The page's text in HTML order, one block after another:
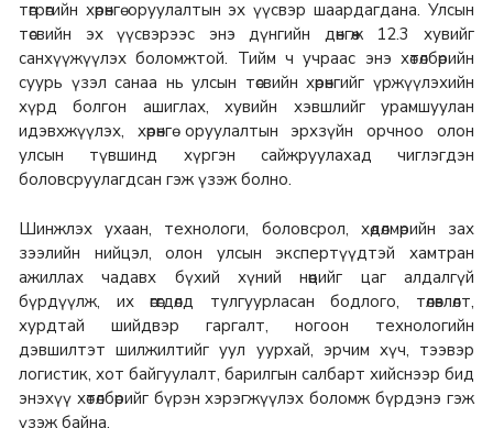
төгрөгийн хөрөнгө оруулалтын эх үүсвэр шаардагдана. Улсын
төсвийн эх үүсвэрээс энэ дүнгийн дөнгөж 12.3 хувийг
санхүүжүүлэх боломжтой. Тийм ч учраас энэ хөтөлбөрийн
суурь үзэл санаа нь улсын төсвийн хөрөнгийг үржүүлэхийн
хүрд болгон ашиглах, хувийн хэвшлийг урамшуулан
идэвхжүүлэх, хөрөнгө оруулалтын эрхзүйн орчноо олон
улсын түвшинд хүргэн сайжруулахад чиглэгдэн
боловсруулагдсан гэж үзэж болно.
Шинжлэх ухаан, технологи, боловсрол, хөдөлмөрийн зах
зээлийн нийцэл, олон улсын экспертүүдтэй хамтран
ажиллах чадавх бүхий хүний нөөцийг цаг алдалгүй
бүрдүүлж, их өгөгдөлд тулгуурласан бодлого, төлөвлөлт,
хурдтай шийдвэр гаргалт, ногоон технологийн
дэвшилтэт шилжилтийг уул уурхай, эрчим хүч, тээвэр
логистик, хот байгуулалт, барилгын салбарт хийснээр бид
энэхүү хөтөлбөрийг бүрэн хэрэгжүүлэх боломж бүрдэнэ гэж
үзэж байна.